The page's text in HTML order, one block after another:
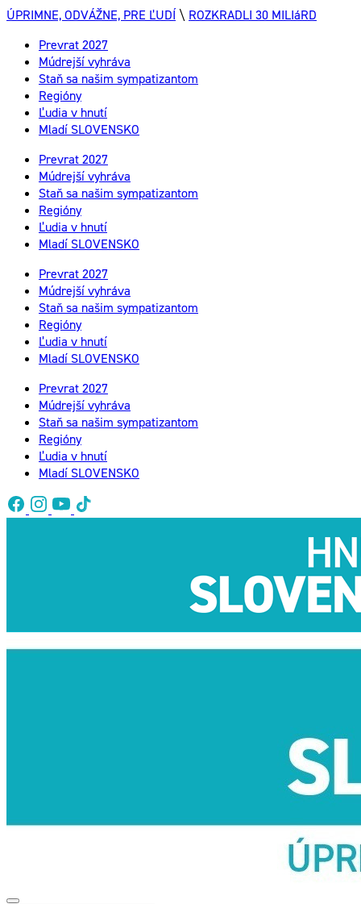
ÚPRIMNE, ODVÁŽNE, PRE ĽUDÍ \ ROZKRADLI 30 MILIáRD
Prevrat 2027
Múdrejší vyhráva
Staň sa našim sympatizantom
Regióny
Ľudia v hnutí
Mladí SLOVENSKO
Prevrat 2027
Múdrejší vyhráva
Staň sa našim sympatizantom
Regióny
Ľudia v hnutí
Mladí SLOVENSKO
Prevrat 2027
Múdrejší vyhráva
Staň sa našim sympatizantom
Regióny
Ľudia v hnutí
Mladí SLOVENSKO
Prevrat 2027
Múdrejší vyhráva
Staň sa našim sympatizantom
Regióny
Ľudia v hnutí
Mladí SLOVENSKO